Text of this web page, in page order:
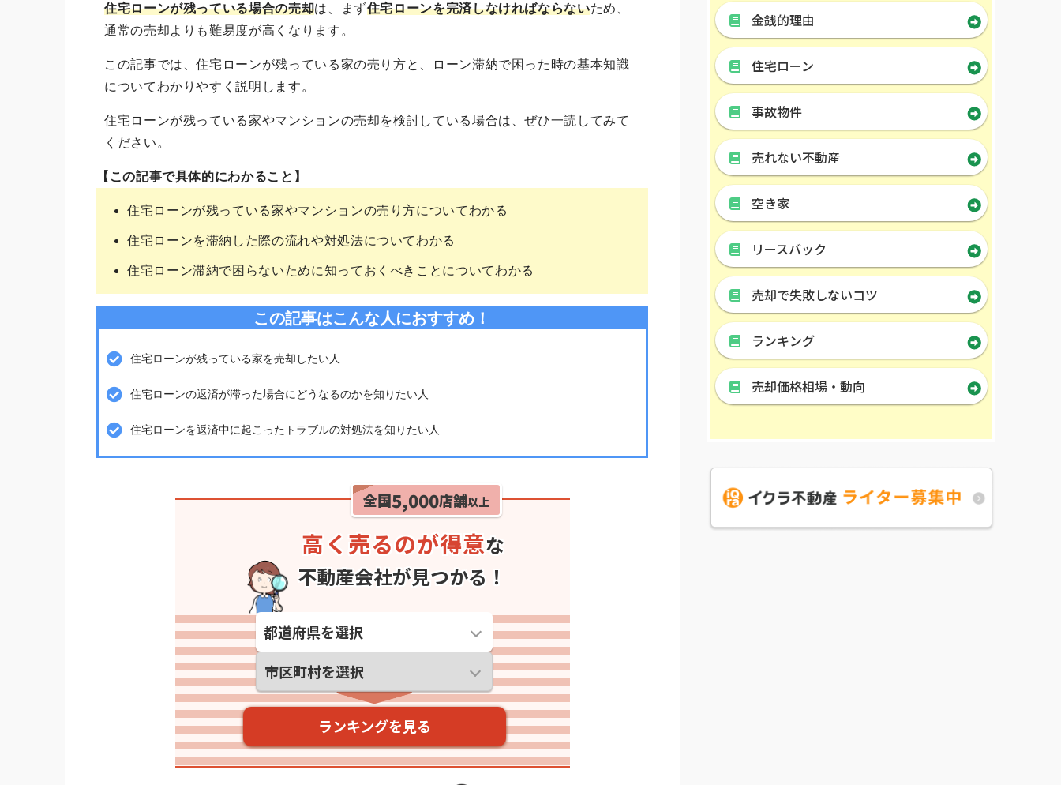
住宅ローンが残っている場合の売却は、まず住宅ローンを完済しなければならないため、
通常の売却よりも難易度が高くなります。
この記事では、住宅ローンが残っている家の売り方と、ローン滞納で困った時の基本知識
についてわかりやすく説明します。
住宅ローンが残っている家やマンションの売却を検討している場合は、ぜひ一読してみて
ください。
【この記事で具体的にわかること】
住宅ローンが残っている家やマンションの売り方についてわかる
住宅ローンを滞納した際の流れや対処法についてわかる
住宅ローン滞納で困らないために知っておくべきことについてわかる
この記事はこんな人におすすめ！
住宅ローンが残っている家を売却したい人
住宅ローンの返済が滞った場合にどうなるのかを知りたい人
住宅ローンを返済中に起こったトラブルの対処法を知りたい人
金銭的理由
住宅ローン
事故物件
売れない不動産
空き家
リースバック
売却で失敗しないコツ
ランキング
売却価格相場・動向